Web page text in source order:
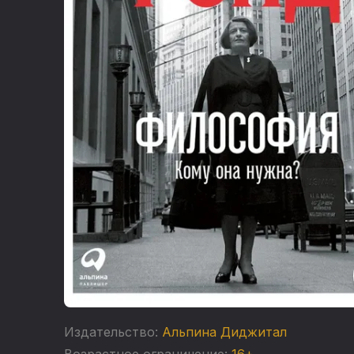
Издательство: Альпина Диджитал